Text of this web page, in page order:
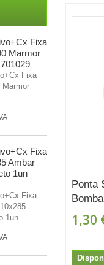
Fixa
Marmor
Fixa
Marmor
Fixa
Ambar
1un
Fixa
1un
Ponta
1,30